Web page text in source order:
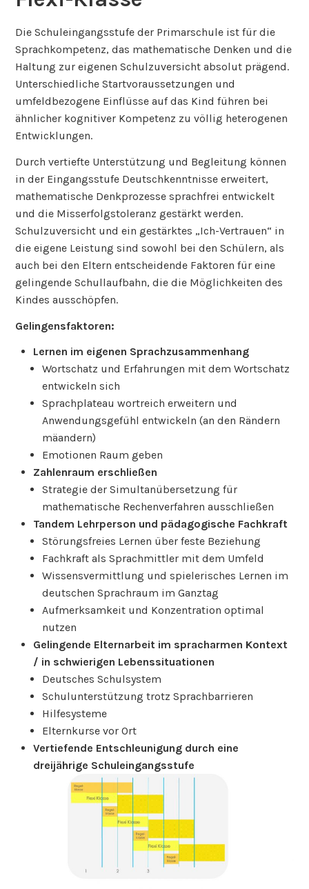
Die Schuleingangsstufe der Primarschule ist für die
Sprachkompetenz, das mathematische Denken und die
Haltung zur eigenen Schulzuversicht absolut prägend.
Unterschiedliche Startvoraussetzungen und
umfeldbezogene Einflüsse auf das Kind führen bei
ähnlicher kognitiver Kompetenz zu völlig heterogenen
Entwicklungen.
Durch vertiefte Unterstützung und Begleitung können
in der Eingangsstufe Deutschkenntnisse erweitert,
mathematische Denkprozesse sprachfrei entwickelt
und die Misserfolgstoleranz gestärkt werden.
Schulzuversicht und ein gestärktes „Ich-Vertrauen“ in
die eigene Leistung sind sowohl bei den Schülern, als
auch bei den Eltern entscheidende Faktoren für eine
gelingende Schullaufbahn, die die Möglichkeiten des
Kindes ausschöpfen.
Gelingensfaktoren:
Lernen im eigenen Sprachzusammenhang
Wortschatz und Erfahrungen mit dem Wortschatz
entwickeln sich
Sprachplateau wortreich erweitern und
Anwendungsgefühl entwickeln (an den Rändern
mäandern)
Emotionen Raum geben
Zahlenraum erschließen
Strategie der Simultanübersetzung für
mathematische Rechenverfahren ausschließen
Tandem Lehrperson und pädagogische Fachkraft
Störungsfreies Lernen über feste Beziehung
Fachkraft als Sprachmittler mit dem Umfeld
Wissensvermittlung und spielerisches Lernen im
deutschen Sprachraum im Ganztag
Aufmerksamkeit und Konzentration optimal
nutzen
Gelingende Elternarbeit im spracharmen Kontext
/ in schwierigen Lebenssituationen
Deutsches Schulsystem
Schulunterstützung trotz Sprachbarrieren
Hilfesysteme
Elternkurse vor Ort
Vertiefende Entschleunigung durch eine
dreijährige Schuleingangsstufe